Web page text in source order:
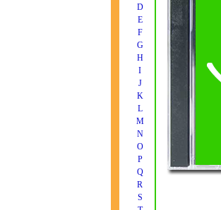
D
E
F
G
H
I
J
K
L
M
N
O
P
Q
R
S